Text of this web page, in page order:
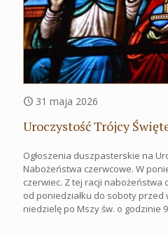
31 maja 2026
Uroczystość Trójcy
Ogłoszenia duszpasterskie na
Nabożeństwa czerwcowe. W
czerwiec. Z tej racji nabożeństwa
od poniedziałku do soboty przed
niedzielę po Mszy św. o godzinie